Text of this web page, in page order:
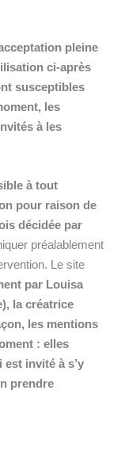
pleine
ci-après
susceptibles
les
à les
à tout
pour raison de
décidée par
préalablement
Le site
par Louisa
la créatrice
les mentions
: elles
est invité à s’y
prendre